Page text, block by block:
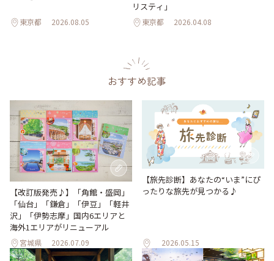
東京都 2026.08.05
リスティ」
東京都 2026.04.08
おすすめ記事
【改訂版発売♪】「角館・盛岡」
「仙台」「鎌倉」「伊豆」「軽井
沢」「伊勢志摩」国内6エリアと
海外1エリアがリニューアル
宮城県 2026.07.09
【旅先診断】あなたの“いま”にぴ
ったりな旅先が見つかる♪
2026.05.15